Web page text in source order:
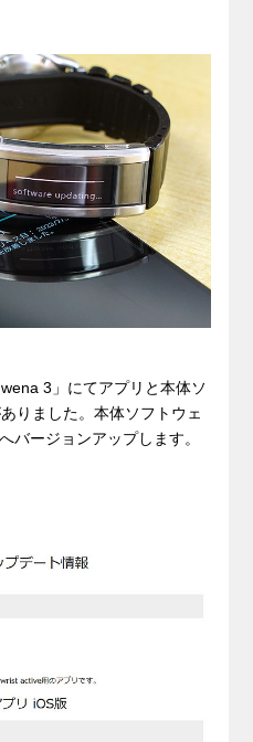
e
ail d
di
t
ck
3」にてアプリと本体ソ
りました。本体ソフトウェ
ージョンアップします。